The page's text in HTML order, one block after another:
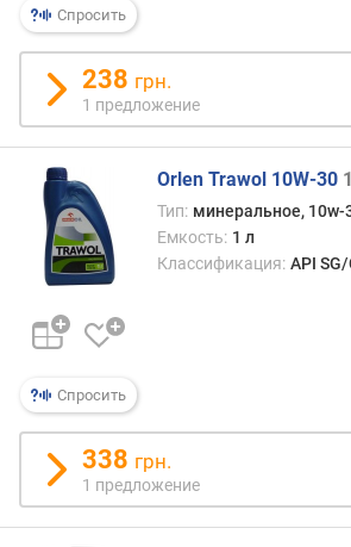
Спросить
238 грн.
1 предложение
Спросить
Orlen Trawol 10W-30
Тип: минеральное, 10w-
Емкость: 1 л
Классификация: API SG/
338 грн.
1 предложение